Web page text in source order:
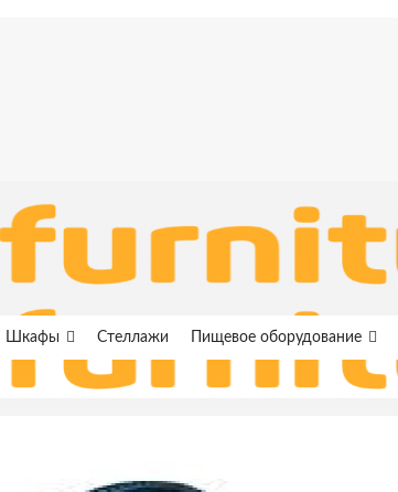
Шкафы Стеллажи Пищевое оборудование